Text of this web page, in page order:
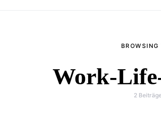
BROWSING
Work-
2